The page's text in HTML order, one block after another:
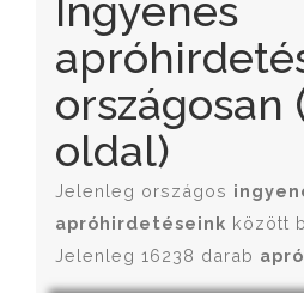
Ingyenes
országosan
oldal)
Jelenleg országos
apróhirdetéseink között
Jelenleg 16238 darab